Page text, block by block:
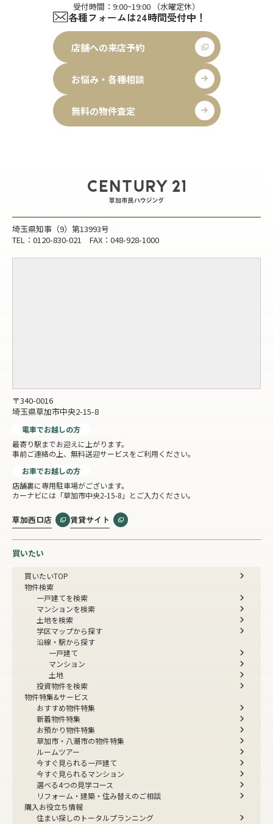
各種フォームは24時間受付中！
TEL：0120-830-021 FAX：048-928-1000
埼玉県草加市中央2-15-8
電車でお越しの方
事前ご連絡の上、無料送迎サービスをご利用ください。
お車でお越しの方
カーナビには「草加市中央2-15-8」とご入力ください。
草加西口店 賃貸サイト
買いたい
買いたいTOP
物件検索
一戸建てを検索
マンションを検索
土地を検索
学区マップから探す
沿線・駅から探す
一戸建て
マンション
土地
投資物件を検索
物件特集&サービス
おすすめ物件特集
新着物件特集
お預かり物件特集
草加市・八潮市の物件特集
ルームツアー
今すぐ見られる一戸建て
今すぐ見られるマンション
選べる4つの見学コース
リフォーム・建築・住み替えのご相談